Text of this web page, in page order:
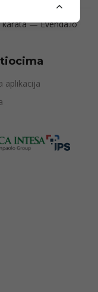
karata —Evenda.io
aplikacija